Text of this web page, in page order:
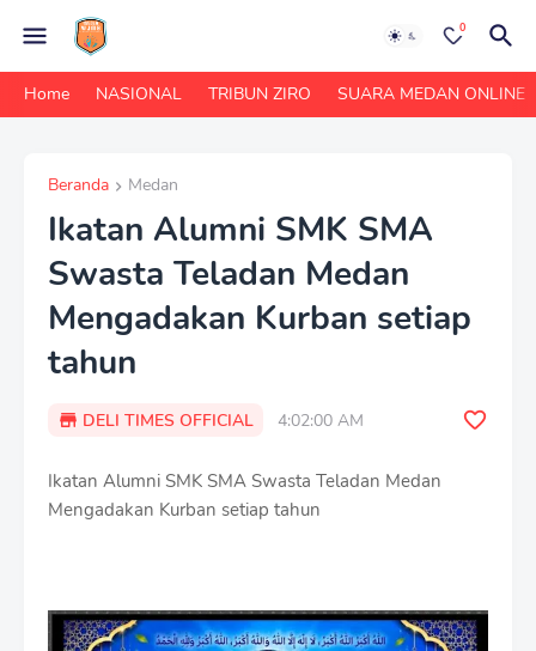
0
Home NASIONAL TRIBUN ZIRO SUARA MEDAN ONLINE
Beranda Medan
Ikatan Alumni SMK SMA
Swasta Teladan Medan
Mengadakan Kurban setiap
tahun
DELI TIMES OFFICIAL 4:02:00 AM
Ikatan Alumni SMK SMA Swasta Teladan Medan
Mengadakan Kurban setiap tahun